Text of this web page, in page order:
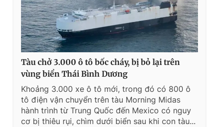
Tàu chở 3.000 ô tô bốc cháy, bị bỏ lại trên
vùng biển Thái Bình Dương
Khoảng 3.000 xe ô tô mới, trong đó có 800 ô
tô điện vận chuyển trên tàu Morning Midas
hành trình từ Trung Quốc đến Mexico có nguy
cơ bị thiêu rụi, chìm dưới biển sau khi con tàu...